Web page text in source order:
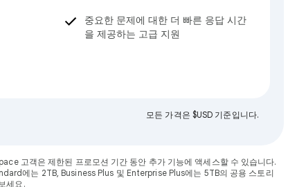
중요한 문제에 대한 더 빠른 응답 시간
을 제공하는 고급 지원
모든 가격은 $USD 기준입니다.
고객은 제한된 프로모션 기간 동안 추가 기능에 액세스할 수 있습니다.
에는 2TB, Business Plus 및 Enterprise Plus에는 5TB의 공용 스토리
세요.